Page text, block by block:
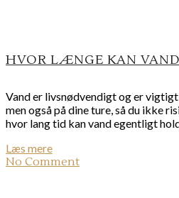
HVOR LÆNGE KAN
Vand er livsnødvendigt og er
men også på dine ture, så du ikke
hvor lang tid kan vand egentligt
Læs mere
No Comment